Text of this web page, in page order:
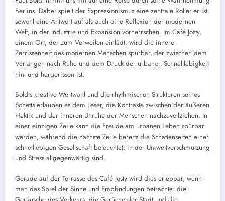
Berlins. Dabei spielt der Expressionismus eine zentrale Rolle; er ist
sowohl eine Antwort auf als auch eine Reflexion der modernen
Welt, in der Industrie und Expansion vorherrschen. Im Café Josty,
einem Ort, der zum Verweilen einlädt, wird die innere
Zerrissenheit des modernen Menschen spürbar, der zwischen dem
Verlangen nach Ruhe und dem Druck der urbanen Schnelllebigkeit
hin- und hergerissen ist.
Boldts kreative Wortwahl und die rhythmischen Strukturen seines
Sonetts erlauben es dem Leser, die Kontraste zwischen der äußeren
Hektik und der inneren Unruhe der Menschen nachzuvollziehen. In
einer einzigen Zeile kann die Freude am urbanen Leben spürbar
werden, während die nächste Zeile bereits die Schattenseiten einer
schnelllebigen Gesellschaft beleuchtet, in der Umweltverschmutzung
und Stress allgegenwärtig sind.
Gerade auf der Terrasse des Café Josty wird dies erlebbar, wenn
man das Spiel der Sinne und Empfindungen betrachte: die